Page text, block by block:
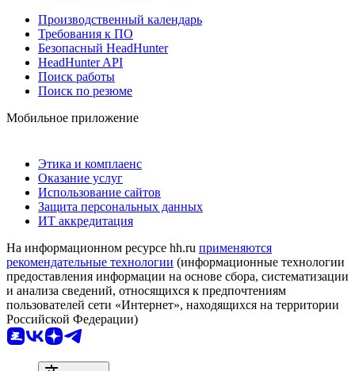
Производственный календарь
Требования к ПО
Безопасный HeadHunter
HeadHunter API
Поиск работы
Поиск по резюме
Мобильное приложение
Этика и комплаенс
Оказание услуг
Использование сайтов
Защита персональных данных
ИТ аккредитация
На информационном ресурсе hh.ru применяются
рекомендательные технологии (информационные технологии
предоставления информации на основе сбора, систематизации
и анализа сведений, относящихся к предпочтениям
пользователей сети «Интернет», находящихся на территории
Российской Федерации)